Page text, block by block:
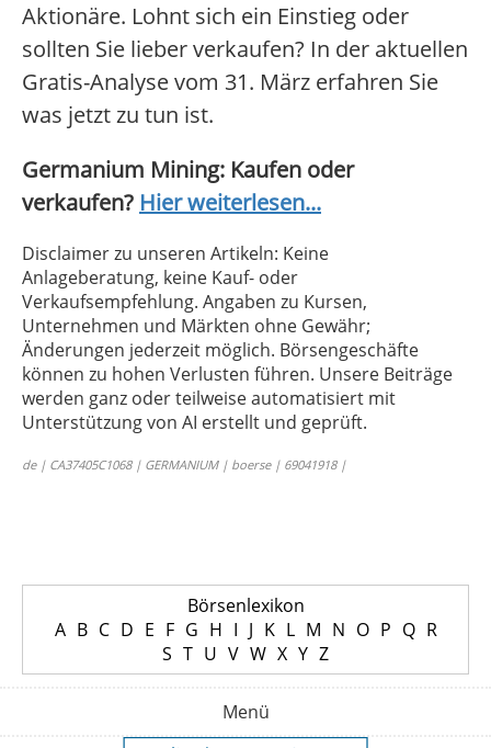
Aktionäre. Lohnt sich ein Einstieg oder
sollten Sie lieber verkaufen? In der aktuellen
Gratis-Analyse vom 31. März erfahren Sie
was jetzt zu tun ist.
Germanium Mining: Kaufen oder
verkaufen? Hier weiterlesen...
Disclaimer zu unseren Artikeln: Keine
Anlageberatung, keine Kauf- oder
Verkaufsempfehlung. Angaben zu Kursen,
Unternehmen und Märkten ohne Gewähr;
Änderungen jederzeit möglich. Börsengeschäfte
können zu hohen Verlusten führen. Unsere Beiträge
werden ganz oder teilweise automatisiert mit
Unterstützung von AI erstellt und geprüft.
de | CA37405C1068 | GERMANIUM | boerse | 69041918 |
Börsenlexikon
A B C D E F G H I J K L M N O P Q R
S T U V W X Y Z
Menü